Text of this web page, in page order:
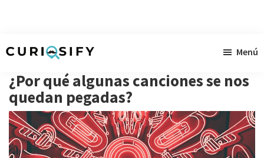
contenido
principal
barra
lateral
primaria
pie
de
página
singulares
a
raudales
Menú
¿Por qué algunas canciones se nos
quedan pegadas?